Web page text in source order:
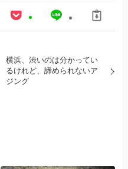
横浜、渋いのは分かってい
るけれど、諦められないア
ジング